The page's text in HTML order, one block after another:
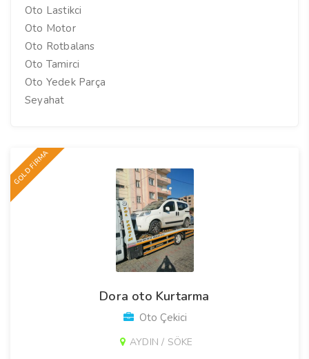
Oto Lastikci
Oto Motor
Oto Rotbalans
Oto Tamirci
Oto Yedek Parça
Seyahat
GOLD FİRMA
Dora oto Kurtarma
Oto Çekici
AYDIN / SÖKE